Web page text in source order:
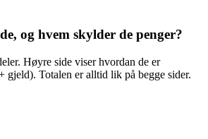
og hvem skylder de penger?
Høyre side viser hvordan de er
gjeld). Totalen er alltid lik på begge sider.